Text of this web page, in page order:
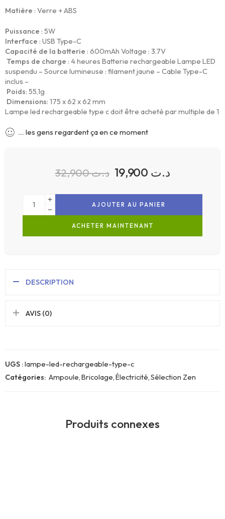
Matière : Verre + ABS
Puissance : 5W
Interface : USB Type-C
Capacité de la batterie : 600mAh Voltage : 3.7V
Temps de charge : 4 heures Batterie rechargeable Lampe LED
suspendu – Source lumineuse : filament jaune – Cable Type-C
inclus –
Poids: 55,1g
Dimensions: 175 x 62 x 62 mm
Lampe led rechargeable type c doit être acheté par multiple de 1
... les gens regardent ça en ce moment
د.ت32,900 د.ت
AJOUTER AU PANIER
ACHETER MAINTENANT
DESCRIPTION
AVIS (0)
UGS :lampe-led-rechargeable-type-c
Catégories: Ampoule,Bricolage,Électricité,Sélection Zen
Produits connexes